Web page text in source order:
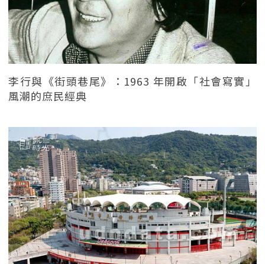
李行與《街頭巷尾》：1963 年開啟「社會寫實」
風潮的庶民經典